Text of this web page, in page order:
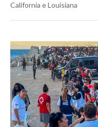
California e Louisiana